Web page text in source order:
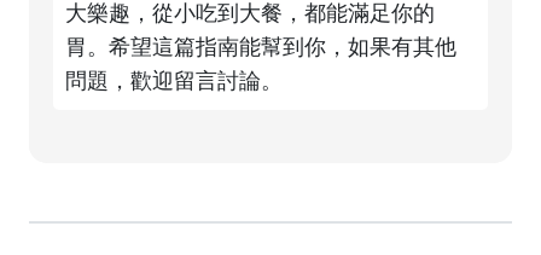
大樂趣，從小吃到大餐，都能滿足你的
胃。希望這篇指南能幫到你，如果有其他
問題，歡迎留言討論。